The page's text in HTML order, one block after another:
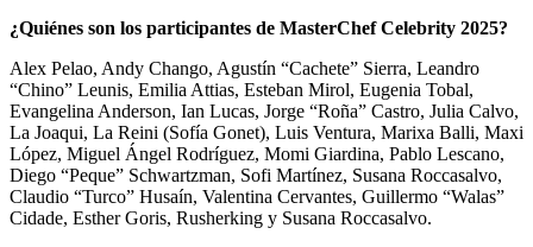
¿Quiénes son los participantes de MasterChef Celebrity 2025?
Alex Pelao, Andy Chango, Agustín “Cachete” Sierra, Leandro
“Chino” Leunis, Emilia Attias, Esteban Mirol, Eugenia Tobal,
Evangelina Anderson, Ian Lucas, Jorge “Roña” Castro, Julia Calvo,
La Joaqui, La Reini (Sofía Gonet), Luis Ventura, Marixa Balli, Maxi
López, Miguel Ángel Rodríguez, Momi Giardina, Pablo Lescano,
Diego “Peque” Schwartzman, Sofi Martínez, Susana Roccasalvo,
Claudio “Turco” Husaín, Valentina Cervantes, Guillermo “Walas”
Cidade, Esther Goris, Rusherking y Susana Roccasalvo.